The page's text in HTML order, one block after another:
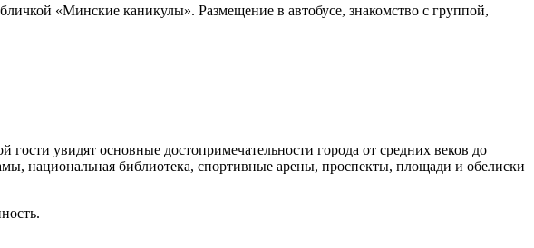
«Минские каникулы». Размещение в автобусе, знакомство с группой,
увидят основные достопримечательности города от средних веков до
национальная библиотека, спортивные арены, проспекты, площади и обелиски